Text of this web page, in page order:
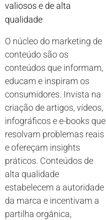
valiosos e de alta
qualidade
O núcleo do marketing de
conteúdo são os
conteúdos que informam,
educam e inspiram os
consumidores. Invista na
criação de artigos, vídeos,
infográficos e e-books que
resolvam problemas reais
e ofereçam insights
práticos. Conteúdos de
alta qualidade
estabelecem a autoridade
da marca e incentivam a
partilha orgânica,